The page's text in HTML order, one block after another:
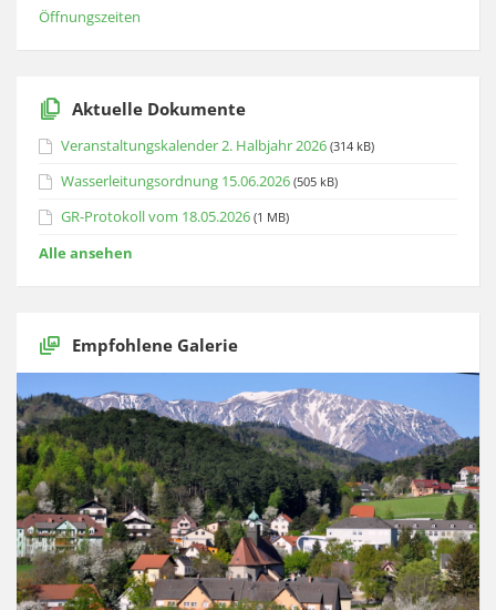
Öffnungszeiten
Aktuelle Dokumente
Veranstaltungskalender 2. Halbjahr 2026 (314 kB)
Wasserleitungsordnung 15.06.2026 (505 kB)
GR-Protokoll vom 18.05.2026 (1 MB)
Alle ansehen
Empfohlene Galerie